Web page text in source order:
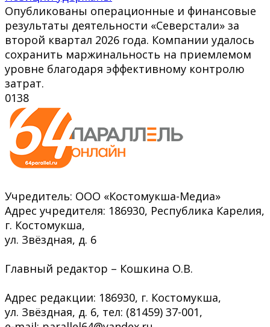
Опубликованы операционные и финансовые
результаты деятельности «Северстали» за
второй квартал 2026 года. Компании удалось
сохранить маржинальность на приемлемом
уровне благодаря эффективному контролю
затрат.
0138
Учредитель: ООО «Костомукша-Медиа»
Адрес учредителя: 186930, Республика Карелия,
г. Костомукша,
ул. Звёздная, д. 6
Главный редактор – Кошкина О.В.
Адрес редакции: 186930, г. Костомукша,
ул. Звёздная, д. 6, тел: (81459) 37-001,